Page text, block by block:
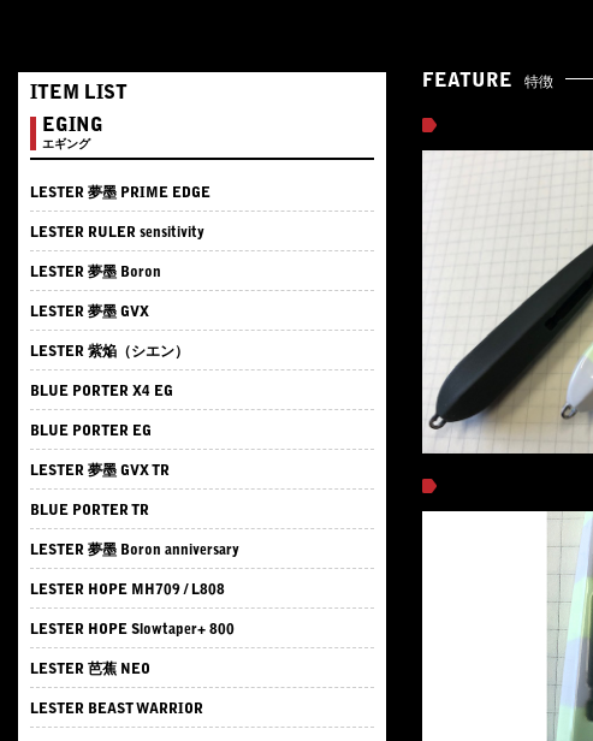
ITEM LIST
EGING
エギング
LESTER 夢墨 PRIME EDGE
LESTER RULER sensitivity
LESTER 夢墨 Boron
LESTER 夢墨 GVX
LESTER 紫焔（シエン）
BLUE PORTER X4 EG
BLUE PORTER EG
LESTER 夢墨 GVX TR
BLUE PORTER TR
LESTER 夢墨 Boron anniversary
LESTER HOPE MH709 / L808
LESTER HOPE Slowtaper+ 800
LESTER 芭蕉 NEO
LESTER BEAST WARRIOR
FEATURE 特徴